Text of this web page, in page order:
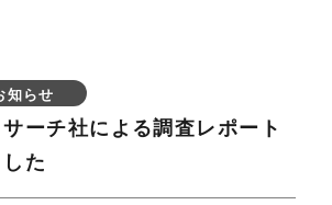
知らせ
ーチ社による調査レポート
た